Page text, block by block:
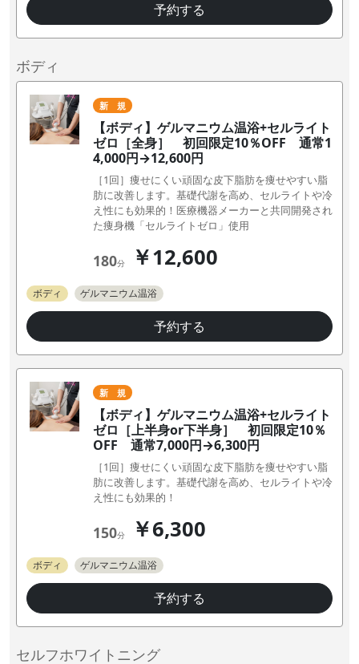
予約する
ボディ
新 規
【ボディ】ゲルマニウム温浴+セルライト
ゼロ［全身］ 初回限定10％OFF 通常1
4,000円→12,600円
［1回］痩せにくい頑固な皮下脂肪を痩せやすい脂
肪に改善します。基礎代謝を高め、セルライトや冷
え性にも効果的！医療機器メーカーと共同開発され
た痩身機「セルライトゼロ」使用
180分 ￥12,600
ボディ ゲルマニウム温浴
予約する
新 規
【ボディ】ゲルマニウム温浴+セルライト
ゼロ［上半身or下半身］ 初回限定10％
OFF 通常7,000円→6,300円
［1回］痩せにくい頑固な皮下脂肪を痩せやすい脂
肪に改善します。基礎代謝を高め、セルライトや冷
え性にも効果的！
150分 ￥6,300
ボディ ゲルマニウム温浴
予約する
セルフホワイトニング